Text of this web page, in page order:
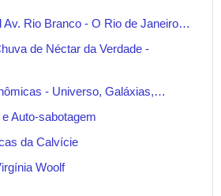
Av. Rio Branco - O Rio de Janeiro…
de Néctar da Verdade -
- Universo, Galáxias,…
Auto-sabotagem
da Calvície
Woolf